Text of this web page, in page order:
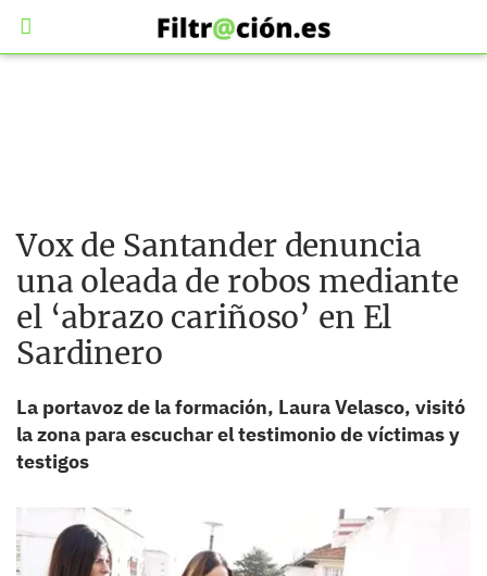
Vox de Santander denuncia
una oleada de robos mediante
el ‘abrazo cariñoso’ en El
Sardinero
La portavoz de la formación, Laura Velasco, visitó
la zona para escuchar el testimonio de víctimas y
testigos